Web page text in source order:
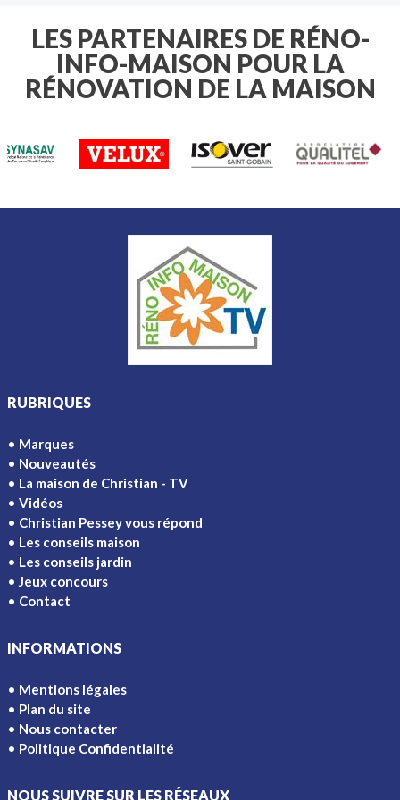
importante.
LES PARTENAIRES DE RÉNO-
INFO-MAISON POUR LA
RÉNOVATION DE LA MAISON
RUBRIQUES
Marques
Nouveautés
La maison de Christian - TV
Vidéos
Christian Pessey vous répond
Les conseils maison
Les conseils jardin
Jeux concours
Contact
INFORMATIONS
Mentions légales
Plan du site
Nous contacter
Politique Confidentialité
NOUS SUIVRE SUR LES RÉSEAUX